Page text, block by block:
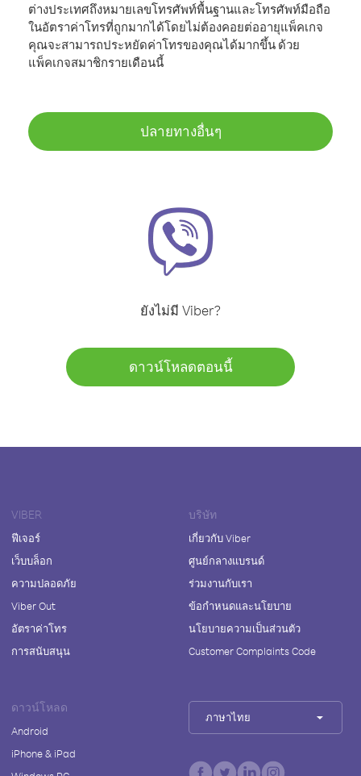
ต่างประเทศถึงหมายเลขโทรศัพท์พื้นฐานและโทรศัพท์มือถือ
ในอัตราค่าโทรที่ถูกมากได้โดยไม่ต้องคอยต่ออายุแพ็คเกจ
คุณจะสามารถประหยัดค่าโทรของคุณได้มากขึ้น ด้วย
แพ็คเกจสมาชิกรายเดือนนี้
ปลายทางอื่นๆ
ยังไม่มี Viber?
ดาวน์โหลดตอนนี้
VIBER
ฟีเจอร์
เว็บบล็อก
ความปลอดภัย
Viber Out
อัตราค่าโทร
การสนับสนุน
บริษัท
เกี่ยวกับ Viber
ศูนย์กลางแบรนด์
ร่วมงานกับเรา
ข้อกำหนดและนโยบาย
นโยบายความเป็นส่วนตัว
Customer Complaints Code
ดาวน์โหลด
Android
iPhone & iPad
ภาษาไทย